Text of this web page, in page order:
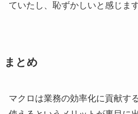
ていたし、恥ずかしいと感じます
まとめ
マクロは業務の効率化に貢献す